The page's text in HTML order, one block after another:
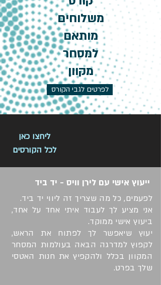
משלוחים
מותאם
למסחר
מקוון
לפרטים לגבי הקורס
ליחצו כאן
לכל הקורסים
ייעוץ אישי עם לירן וויס - יד ביד
לפעמים, כל מה שצריך זה ליווי יד ביד.
אני מציע לך לעבוד איתי אחד על אחד,
ביעוץ אישי ממוקד.
יעוץ שיאפשר לך לפתוח את הראש,
לקפוץ למדרגה הבאה בעולמות המסחר
המקוון בכלל ולהקפיץ את חנות האטסי
שלך בפרט.